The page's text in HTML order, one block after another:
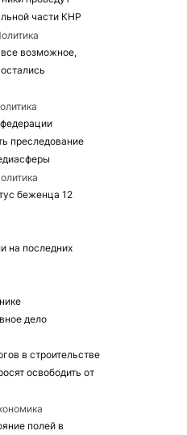
части КНР
все возможное,
преследование
беженца 12
на последних
дело
в строительстве
освободить от
полей в